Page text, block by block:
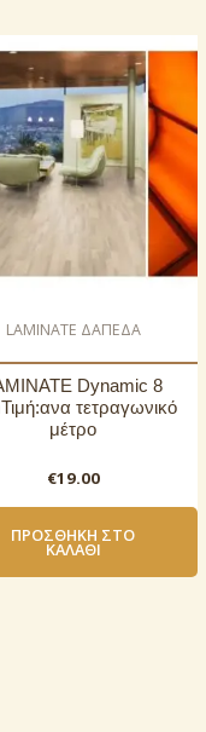
LAMINATE ΔΑΠΕΔΑ
Dynamic 8
τετραγωνικό
μέτρο
€19.00
ΠΡΟΣΘΉΚΗ ΣΤΟ
ΚΑΛΆΘΙ